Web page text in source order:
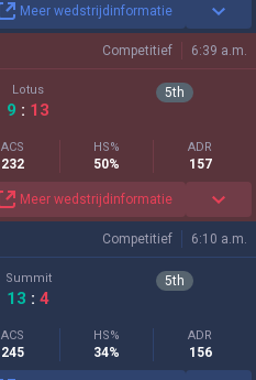
Meer wedstrijdinformatie
Competitief 6:39 a.m.
Lotus
9 : 13
5th
ACS
232
HS%
50%
ADR
157
Meer wedstrijdinformatie
Competitief 6:10 a.m.
Summit
13 : 4
5th
ACS
245
HS%
34%
ADR
156